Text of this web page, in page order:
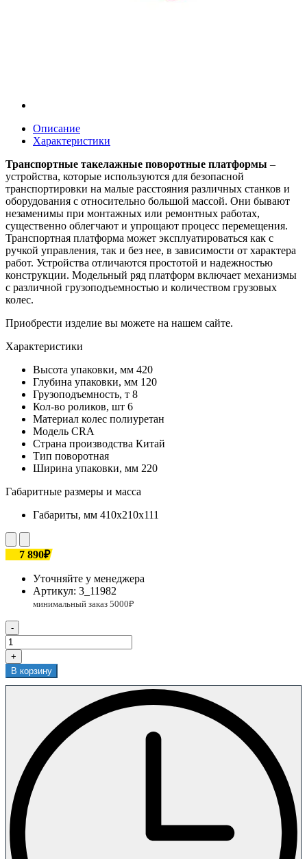
Описание
Характеристики
Транспортные такелажные поворотные платформы –
устройства, которые используются для безопасной
транспортировки на малые расстояния различных станков и
оборудования с относительно большой массой. Они бывают
незаменимы при монтажных или ремонтных работах,
существенно облегчают и упрощают процесс перемещения.
Транспортная платформа может эксплуатироваться как с
ручкой управления, так и без нее, в зависимости от характера
работ. Устройства отличаются простотой и надежностью
конструкции. Модельный ряд платформ включает механизмы
с различной грузоподъемностью и количеством грузовых
колес.
Приобрести изделие вы можете на нашем сайте.
Характеристики
Высота упаковки, мм 420
Глубина упаковки, мм 120
Грузоподъемность, т 8
Кол-во роликов, шт 6
Материал колес полиуретан
Модель CRA
Страна производства Китай
Тип поворотная
Ширина упаковки, мм 220
Габаритные размеры и масса
Габариты, мм 410x210x111
7 890₽
Уточняйте у менеджера
Артикул: 3_11982
-
+
В корзину